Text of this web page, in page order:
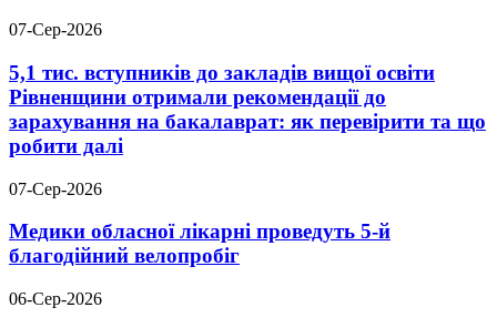
07-Сер-2026
5,1 тис. вступників до закладів вищої освіти
Рівненщини отримали рекомендації до
зарахування на бакалаврат: як перевірити та що
робити далі
07-Сер-2026
Медики обласної лікарні проведуть 5-й
благодійний велопробіг
06-Сер-2026